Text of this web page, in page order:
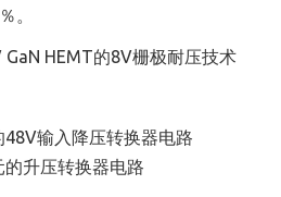
％。
输入降压转换器电路
升压转换器电路